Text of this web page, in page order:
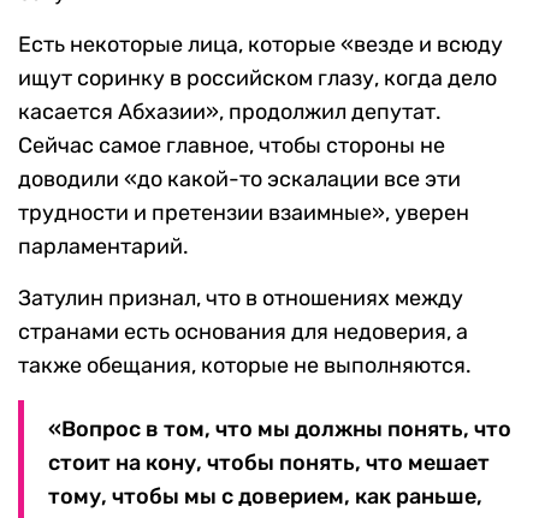
Есть некоторые лица, которые «везде и всюду
ищут соринку в российском глазу, когда дело
касается Абхазии», продолжил депутат.
Сейчас самое главное, чтобы стороны не
доводили «до какой-то эскалации все эти
трудности и претензии взаимные», уверен
парламентарий.
Затулин признал, что в отношениях между
странами есть основания для недоверия, а
также обещания, которые не выполняются.
«Вопрос в том, что мы должны понять, что
стоит на кону, чтобы понять, что мешает
тому, чтобы мы с доверием, как раньше,